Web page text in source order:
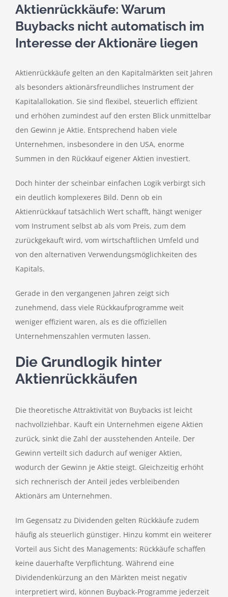
Aktienrückkäufe: Warum
Buybacks nicht automatisch im
Interesse der Aktionäre liegen
Aktienrückkäufe gelten an den Kapitalmärkten seit Jahren
als besonders aktionärsfreundliches Instrument der
Kapitalallokation. Sie sind flexibel, steuerlich effizient
und erhöhen zumindest auf den ersten Blick unmittelbar
den Gewinn je Aktie. Entsprechend haben viele
Unternehmen, insbesondere in den USA, enorme
Summen in den Rückkauf eigener Aktien investiert.
Doch hinter der scheinbar einfachen Logik verbirgt sich
ein deutlich komplexeres Bild. Denn ob ein
Aktienrückkauf tatsächlich Wert schafft, hängt weniger
vom Instrument selbst ab als vom Preis, zum dem
zurückgekauft wird, vom wirtschaftlichen Umfeld und
von den alternativen Verwendungsmöglichkeiten des
Kapitals.
Gerade in den vergangenen Jahren zeigt sich
zunehmend, dass viele Rückkaufprogramme weit
weniger effizient waren, als es die offiziellen
Unternehmenszahlen vermuten lassen.
Die Grundlogik hinter
Aktienrückkäufen
Die theoretische Attraktivität von Buybacks ist leicht
nachvollziehbar. Kauft ein Unternehmen eigene Aktien
zurück, sinkt die Zahl der ausstehenden Anteile. Der
Gewinn verteilt sich dadurch auf weniger Aktien,
wodurch der Gewinn je Aktie steigt. Gleichzeitig erhöht
sich rechnerisch der Anteil jedes verbleibenden
Aktionärs am Unternehmen.
Im Gegensatz zu Dividenden gelten Rückkäufe zudem
häufig als steuerlich günstiger. Hinzu kommt ein weiterer
Vorteil aus Sicht des Managements: Rückkäufe schaffen
keine dauerhafte Verpflichtung. Während eine
Dividendenkürzung an den Märkten meist negativ
interpretiert wird, können Buyback-Programme jederzeit